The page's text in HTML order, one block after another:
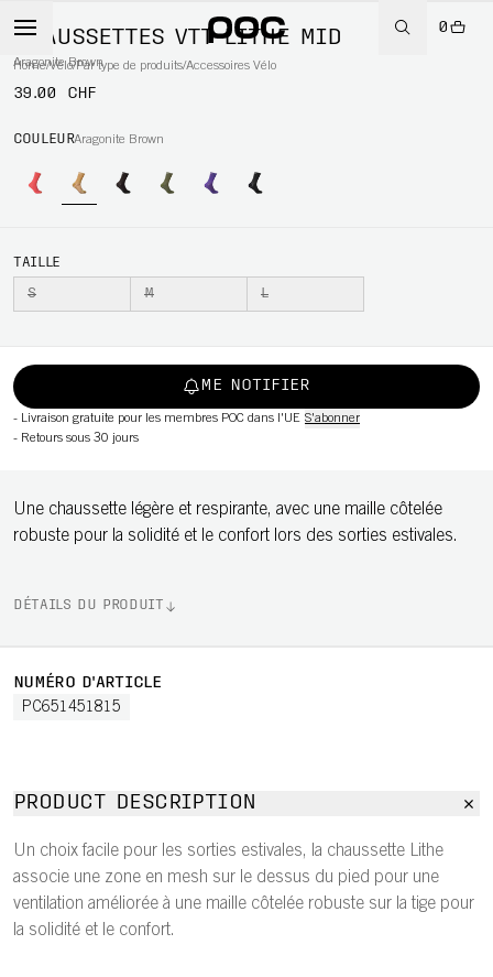
0
Home/Vélo/Par type de produits/Accessoires Vélo
CHAUSSETTES VTT LITHE MID
Aragonite Brown
39.00 CHF
COULEURAragonite Brown
TAILLE
S M L
ME NOTIFIER
- Livraison gratuite pour les membres POC dans l'UE S'abonner
- Retours sous 30 jours
Une chaussette légère et respirante, avec une maille côtelée
robuste pour la solidité et le confort lors des sorties estivales.
DÉTAILS DU PRODUIT
NUMÉRO D'ARTICLE
PC651451815
PRODUCT DESCRIPTION
Un choix facile pour les sorties estivales, la chaussette Lithe
associe une zone en mesh sur le dessus du pied pour une
ventilation améliorée à une maille côtelée robuste sur la tige pour
la solidité et le confort.